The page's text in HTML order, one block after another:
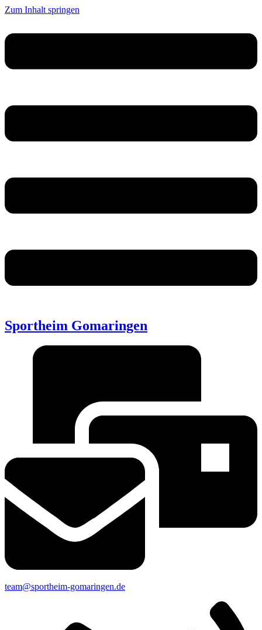
Zum Inhalt springen
Sportheim Gomaringen
team@sportheim-gomaringen.de